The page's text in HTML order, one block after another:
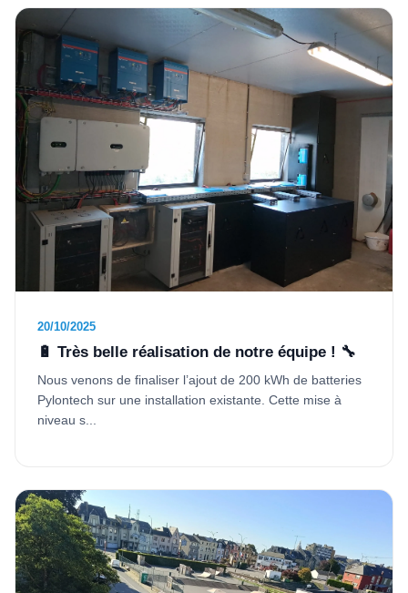
20/10/2025
🔋 Très belle réalisation de notre équipe ! 🔧
Nous venons de finaliser l’ajout de 200 kWh de batteries
Pylontech sur une installation existante. Cette mise à
niveau s...